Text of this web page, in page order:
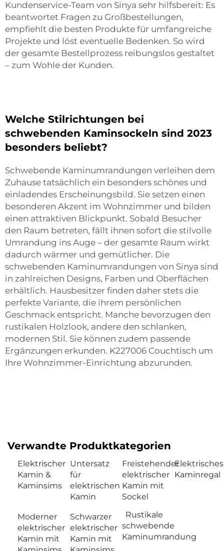
Kundenservice-Team von Sinya sehr hilfsbereit: Es
beantwortet Fragen zu Großbestellungen,
empfiehlt die besten Produkte für umfangreiche
Projekte und löst eventuelle Bedenken. So wird
der gesamte Bestellprozess reibungslos gestaltet
– zum Wohle der Kunden.
Welche Stilrichtungen bei
schwebenden Kaminsockeln sind 2023
besonders beliebt?
Schwebende Kaminumrandungen verleihen dem
Zuhause tatsächlich ein besonders schönes und
einladendes Erscheinungsbild. Sie setzen einen
besonderen Akzent im Wohnzimmer und bilden
einen attraktiven Blickpunkt. Sobald Besucher
den Raum betreten, fällt ihnen sofort die stilvolle
Umrandung ins Auge – der gesamte Raum wirkt
dadurch wärmer und gemütlicher. Die
schwebenden Kaminumrandungen von Sinya sind
in zahlreichen Designs, Farben und Oberflächen
erhältlich. Hausbesitzer finden daher stets die
perfekte Variante, die ihrem persönlichen
Geschmack entspricht. Manche bevorzugen den
rustikalen Holzlook, andere den schlanken,
modernen Stil. Sie können zudem passende
Ergänzungen erkunden. K227006 Couchtisch um
Ihre Wohnzimmer-Einrichtung abzurunden.
Verwandte Produktkategorien
Elektrischer
Kamin &
Kaminsims
Untersatz
für
elektrischen
Kamin
Freistehender
elektrischer
Kamin mit
Sockel
Elektrisches
Kaminregal
Moderner
elektrischer
Kamin mit
Schwarzer
elektrischer
Kamin mit
Rustikale
schwebende
Kaminumrandung